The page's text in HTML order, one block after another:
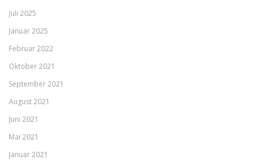
Juli 2025
Januar 2025
Februar 2022
Oktober 2021
September 2021
August 2021
Juni 2021
Mai 2021
Januar 2021